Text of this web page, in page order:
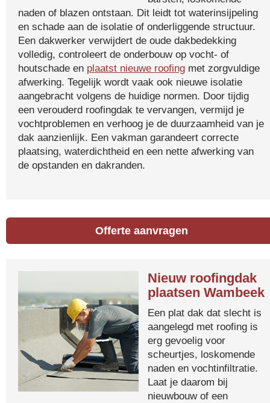
naden of blazen ontstaan. Dit leidt tot waterinsijpeling
en schade aan de isolatie of onderliggende structuur.
Een dakwerker verwijdert de oude dakbedekking
volledig, controleert de onderbouw op vocht- of
houtschade en plaatst nieuwe roofing met zorgvuldige
afwerking. Tegelijk wordt vaak ook nieuwe isolatie
aangebracht volgens de huidige normen. Door tijdig
een verouderd roofingdak te vervangen, vermijd je
vochtproblemen en verhoog je de duurzaamheid van je
dak aanzienlijk. Een vakman garandeert correcte
plaatsing, waterdichtheid en een nette afwerking van
de opstanden en dakranden.
Offerte aanvragen
Nieuw roofingdak
plaatsen Wambeek
Een plat dak dat slecht is
aangelegd met roofing is
erg gevoelig voor
scheurtjes, loskomende
naden en vochtinfiltratie.
Laat je daarom bij
nieuwbouw of een